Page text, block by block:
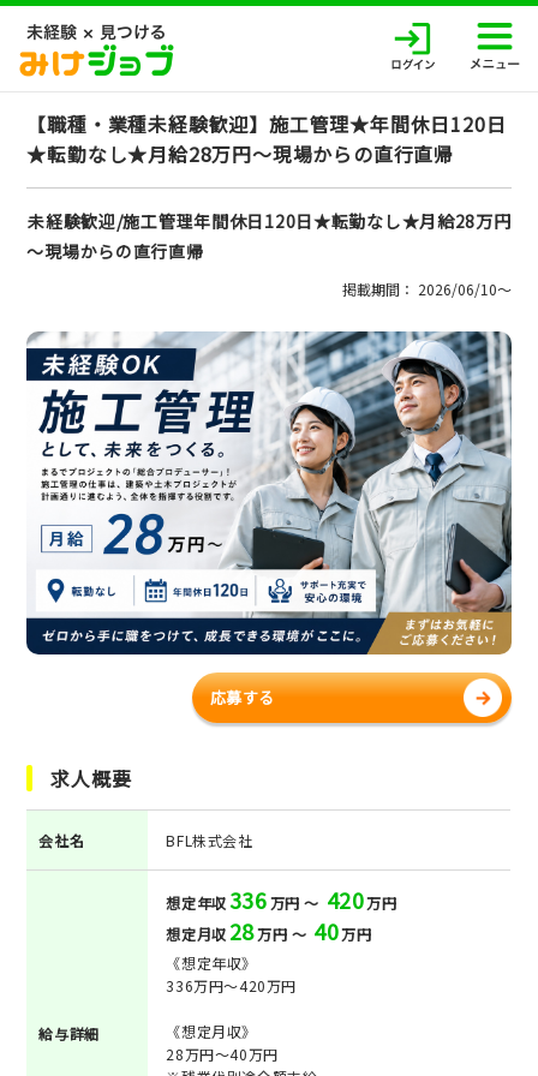
【職種・業種未経験歓迎】施工管理★年間休日120日
★転勤なし★月給28万円～現場からの直行直帰
未経験歓迎/施工管理年間休日120日★転勤なし★月給28万円
～現場からの直行直帰
掲載期間： 2026/06/10〜
応募する
求人概要
会社名 BFL株式会社
給与詳細
想定年収336万円 ～ 420万円
想定月収 28万円 ～ 40万円
《想定年収》
336万円～420万円
《想定月収》
28万円～40万円